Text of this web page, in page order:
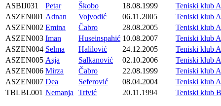
ASBIJ031
Petar Škobo 18.08.1999
Teniski klub
ASZEN001 Adnan Vojvodić 06.11.2005
Teniski klub
ASZEN002 Emina Čabro 28.08.2005
Teniski klub
ASZEN003 Iman Huseinspahić 10.08.2007
Teniski klub
ASZEN004 Selma Halilović 24.12.2005
Teniski klub
ASZEN005 Asja Salkanović 02.10.2006
Teniski klub
ASZEN006 Mirza Čabro 22.08.1999
Teniski klub
ASZEN007 Dea Seferović 08.04.2004
Teniski klub
TBLBL001 Nemanja Trivić 20.11.1994 Teniski klub